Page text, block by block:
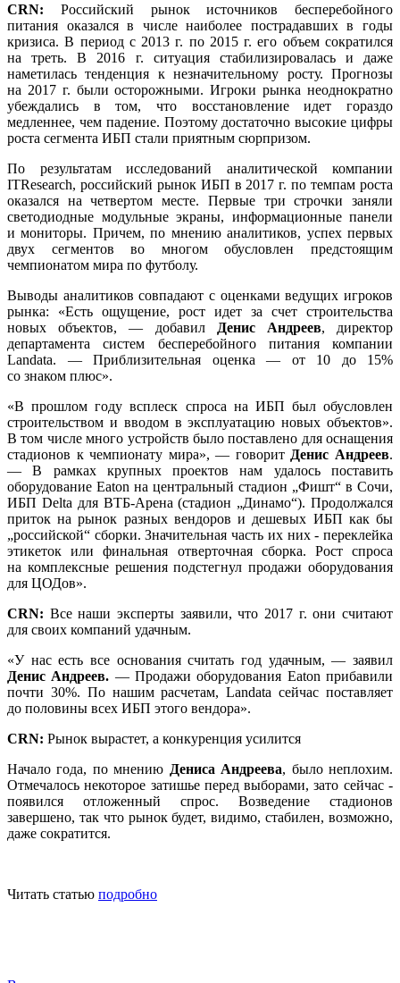
СRN: Российский рынок источников бесперебойного
питания оказался в числе наиболее пострадавших в годы
кризиса. В период с 2013 г. по 2015 г. его объем ­сократился
на треть. В 2016 г. ситуация стабилизировалась и даже
наметилась тенденция к незначительному росту. Прогнозы
на 2017 г. были осторожными. Игроки рынка неоднократно
убеждались в том, что восстановление идет гораздо
медленнее, чем падение. Поэтому достаточно высокие цифры
роста сегмента ИБП стали приятным сюрпризом.
По результатам исследований аналитической компании
ITResearch, российский рынок ИБП в 2017 г. по темпам роста
оказался на четвертом месте. Первые три строчки заняли
светодиодные модульные экраны, ­информационные панели
и мониторы. Причем, по мнению аналитиков, успех первых
двух сегментов во многом обусловлен предстоящим
чемпионатом мира по футболу.
Выводы аналитиков совпадают с оценками ведущих игроков
рынка: «Есть ощущение, рост идет за счет строительства
новых объектов, — добавилДенис Андреев, директор
департамен­та систем бесперебойного питания компании
Landata. — Приблизительная оценка — от 10 до 15%
со знаком плюс».
«В прошлом году всплеск спроса на ИБП был обусловлен
строительством и вводом в эксплуатацию новых объектов».
В том числе много устройств было поставлено для оснащения
стадионов к чемпионату ­мира», — говорит Денис Андре­ев.
— В рамках крупных проектов нам удалось поставить
оборудование Eaton на центральный стадион „Фишт“ в Со­чи,
ИБП Delta для ВТБ-Арена (стадион „Динамо“). Продол­жался
приток на рынок разных вендоров и дешевых ИБП как бы
„российской“ сборки. Зна­чительная часть их них - переклейка
этикеток или финальная отверточная сборка. Рост спроса
на комплексные ­решения подстегнул продажи оборудования
для ЦОДов».
CRN: Все наши эксперты заявили, что 2017 г. они считают
для сво­их компаний удачным.
«У нас есть все основания считать год удачным, — заявил
Денис Андреев. — Продажи ­оборудования Eaton прибавили
почти 30%. По нашим расчетам, Landata сейчас поставляет
до половины всех ИБП этого вендора».
CRN: Рынок вырастет, а конкуренция усилится
Начало года, по мнению Дениса Андреева, было неплохим.
Отмечалось некоторое затишье перед выборами, зато сейчас ­
появился отложенный спрос. Возведение стадионов
завершено, так что рынок будет, види­мо, стабилен, возможно,
даже сократится.
Читать статью подробно